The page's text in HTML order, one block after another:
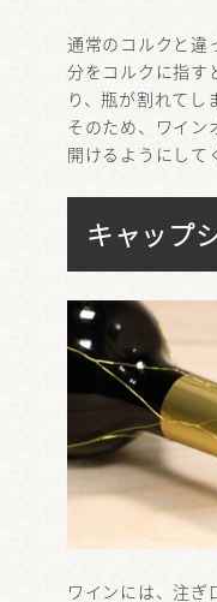
通常のコルクと違
分をコルクに指す
り、瓶が割れてし
そのため、ワイン
開けるようにして
キャップ
ワインには、注ぎ